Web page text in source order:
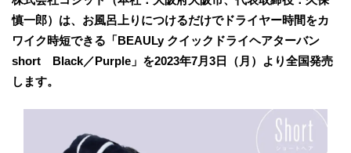
慎一郎）は、お風呂上りにつけるだけでドライヤー時間をカ
ワイク時短できる「BEAULy クイックドライヘアターバン
short Black／Purple」を2023年7月3日（月）より全国発売
します。